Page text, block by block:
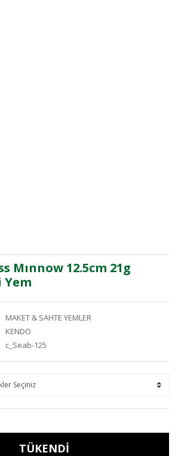
Mınnow 12.5cm 21g
Yem
MAKET & SAHTE YEMLER
KENDO
c_Seab-125
TÜKENDİ